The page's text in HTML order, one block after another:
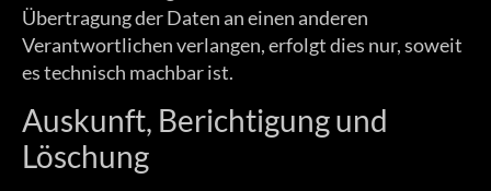
Übertragung der Daten an einen anderen
Verantwortlichen verlangen, erfolgt dies nur, soweit
es technisch machbar ist.
Auskunft, Berichtigung und
Löschung